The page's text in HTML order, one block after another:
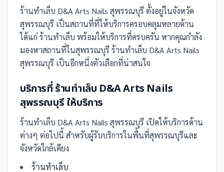
ร้านทำเล็บ D&A Arts Nails สุพรรณบุรี ตั้งอยู่ในจังหวัด
สุพรรณบุรี เป็นสถานที่ที่ให้บริการครอบคลุมหลายด้าน
ได้แก่ ร้านทำเล็บ พร้อมให้บริการที่ครบครัน หากคุณกำลัง
มองหาสถานที่ในสุพรรณบุรี ร้านทำเล็บ D&A Arts Nails
สุพรรณบุรี เป็นอีกหนึ่งตัวเลือกที่น่าสนใจ
บริการที่ ร้านทำเล็บ D&A Arts Nails
สุพรรณบุรี ให้บริการ
ร้านทำเล็บ D&A Arts Nails สุพรรณบุรี เปิดให้บริการด้าน
ต่างๆ ต่อไปนี้ สำหรับผู้รับบริการในพื้นที่สุพรรณบุรีและ
จังหวัดใกล้เคียง
ร้านทำเล็บ